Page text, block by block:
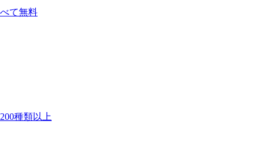
て無料
種類以上